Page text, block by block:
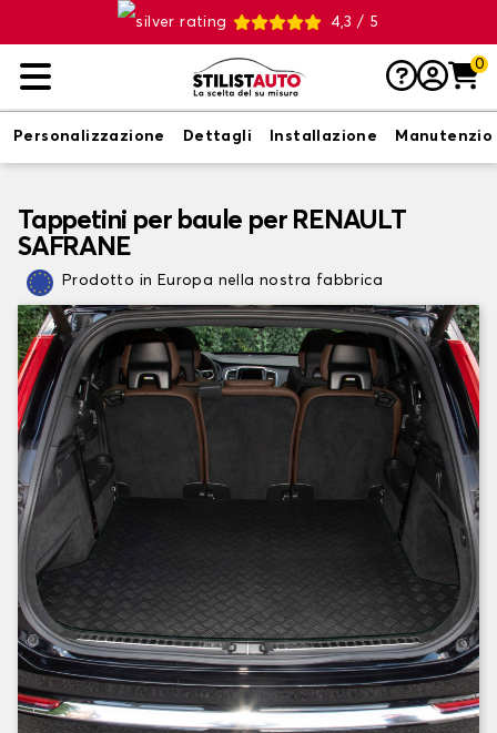
4,3 / 5
0
Personalizzazione Dettagli Installazione
Tappetini per baule per RENAULT
SAFRANE
Prodotto in Europa nella nostra fabbrica